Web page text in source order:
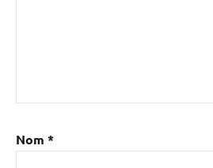
Nom *